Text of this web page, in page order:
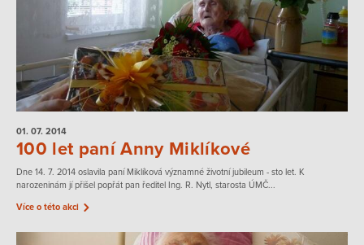
01. 07. 2014
100 let paní Anny Miklíkové
Dne 14. 7. 2014 oslavila paní Miklíková významné životní jubileum - sto let. K
narozeninám jí přišel popřát pan ředitel Ing. R. Nytl, starosta ÚMČ...
Více o této akci